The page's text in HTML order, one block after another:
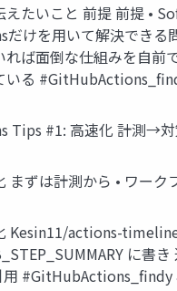
たいこと 前提 前提 •
けを用いて解決できる
れば面倒な仕組みを自
いる
Tips #1: 高速化 計測→
まずは計測から • ワー
Kesin11/actions-
に書
用 #GitHubActions_findy